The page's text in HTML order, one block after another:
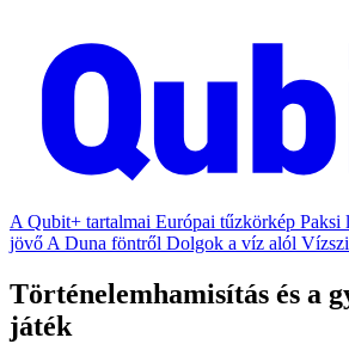
A Qubit+ tartalmai Európai tűzkörkép Paksi
jövő A Duna föntről Dolgok a víz alól
Történelemhamisítás és a
játék